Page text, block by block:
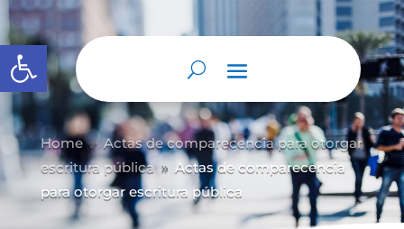
Abrir barra de herramientas
Home 9 Actas de comparecencia para otorgar
escritura pública
9 Actas de comparecencia
para otorgar escritura pública